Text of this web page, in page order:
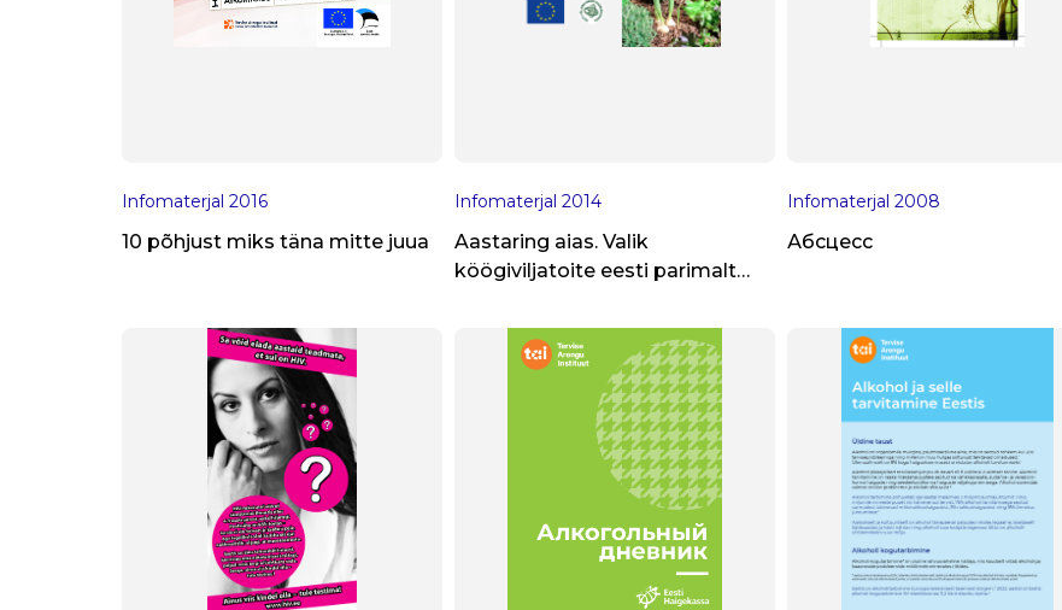
Infomaterjal 2016
10 põhjust miks täna mitte juua
Infomaterjal 2014
Aastaring aias. Valik
köögiviljatoite eesti parimalt
Infomaterjal 2008
Абсцесс